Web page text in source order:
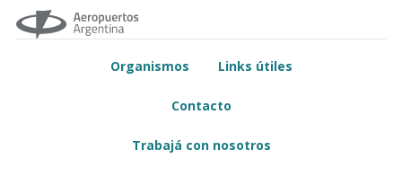
Organismos Links útiles
Contacto
Trabajá con nosotros